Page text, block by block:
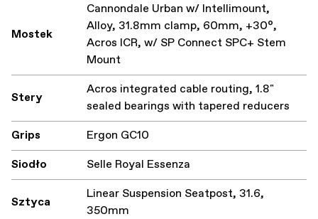
Mostek
Cannondale Urban w/ Intellimount,
Alloy, 31.8mm clamp, 60mm, +30°,
Acros ICR, w/ SP Connect SPC+ Stem
Mount
Stery
Acros integrated cable routing, 1.8"
sealed bearings with tapered reducers
Grips
Ergon GC10
Siodło
Selle Royal Essenza
Sztyca
Linear Suspension Seatpost, 31.6,
350mm